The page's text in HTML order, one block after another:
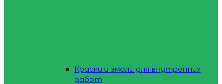
Краски и эмали для внутренних
работ